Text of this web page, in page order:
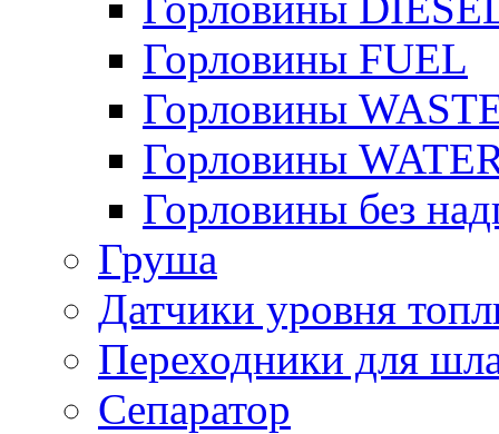
Горловины FUEL
Горловины
Горловины
Горловины без
Груша
Датчики уровня
Переходники для
Сепаратор